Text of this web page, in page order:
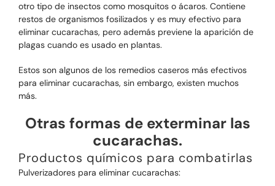
otro tipo de insectos como mosquitos o ácaros. Contiene
restos de organismos fosilizados y es muy efectivo para
eliminar cucarachas, pero además previene la aparición de
plagas cuando es usado en plantas.
Estos son algunos de los remedios caseros más efectivos
para eliminar cucarachas, sin embargo, existen muchos
más.
Otras formas de exterminar las
cucarachas.
Productos químicos para combatirlas
Pulverizadores para eliminar cucarachas: